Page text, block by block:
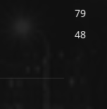
79
48